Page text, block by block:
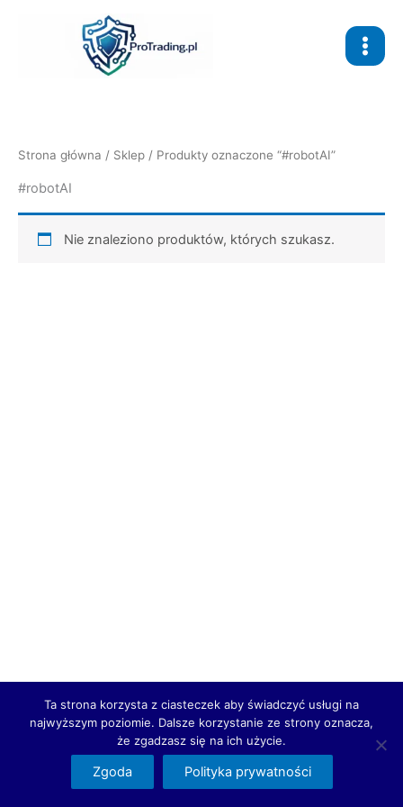
Strona główna / Sklep / Produkty oznaczone “#robotAI”
#robotAI
Nie znaleziono produktów, których szukasz.
Ta strona korzysta z ciasteczek aby świadczyć usługi na
najwyższym poziomie. Dalsze korzystanie ze strony oznacza,
że zgadzasz się na ich użycie.
Zgoda Polityka prywatności